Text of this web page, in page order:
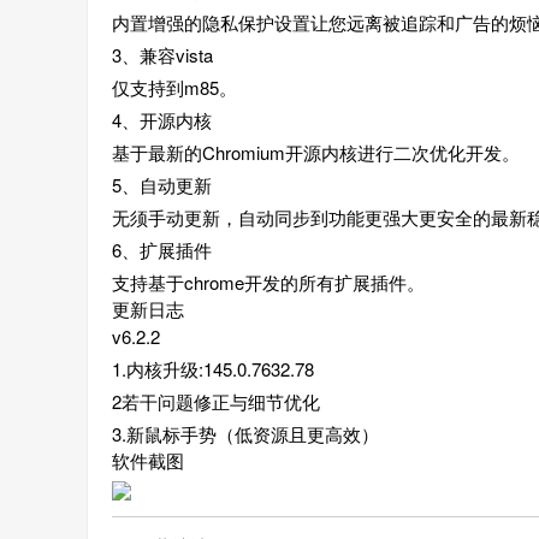
内置增强的隐私保护设置让您远离被追踪和广告的烦恼
3、兼容vista
仅支持到m85。
4、开源内核
基于最新的Chromium开源内核进行二次优化开发。
5、自动更新
无须手动更新，自动同步到功能更强大更安全的最新稳
6、扩展插件
支持基于chrome开发的所有扩展插件。
更新日志
v6.2.2
1.内核升级:145.0.7632.78
2若干问题修正与细节优化
3.新鼠标手势（低资源且更高效）
软件截图